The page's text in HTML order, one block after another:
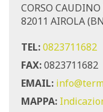
CORSO
82011 AIROLA
TEL:0823711682
FAX:0823711682
EMAIL:
MAPPA: